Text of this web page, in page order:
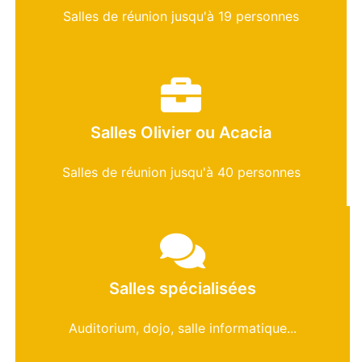
Salles de réunion jusqu'à 19 personnes
Salles Olivier ou Acacia
Salles de réunion jusqu'à 40 personnes
Salles spécialisées
Auditorium, dojo, salle informatique...